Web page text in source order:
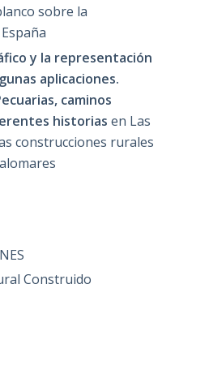
sobre la
y la representación
aplicaciones.
caminos
historias en Las
construcciones rurales
Construido